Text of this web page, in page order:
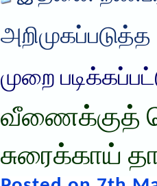
அறிமுகப்படுத்த
முறை
வீணைக்குத்
சுரைக்காய்